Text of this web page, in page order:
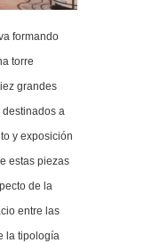
formando
torre
grandes
a
y exposición
estas piezas
de la
entre las
la tipología